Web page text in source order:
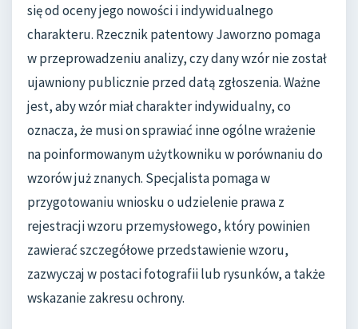
się od oceny jego nowości i indywidualnego
charakteru. Rzecznik patentowy Jaworzno pomaga
w przeprowadzeniu analizy, czy dany wzór nie został
ujawniony publicznie przed datą zgłoszenia. Ważne
jest, aby wzór miał charakter indywidualny, co
oznacza, że musi on sprawiać inne ogólne wrażenie
na poinformowanym użytkowniku w porównaniu do
wzorów już znanych. Specjalista pomaga w
przygotowaniu wniosku o udzielenie prawa z
rejestracji wzoru przemysłowego, który powinien
zawierać szczegółowe przedstawienie wzoru,
zazwyczaj w postaci fotografii lub rysunków, a także
wskazanie zakresu ochrony.